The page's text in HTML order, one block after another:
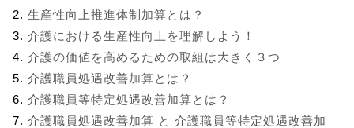
生産性向上推進体制加算とは？
介護における生産性向上を理解しよう！
介護の価値を高めるための取組は大きく３つ
介護職員処遇改善加算とは？
介護職員等特定処遇改善加算とは？
介護職員処遇改善加算 と 介護職員等特定処遇改善加